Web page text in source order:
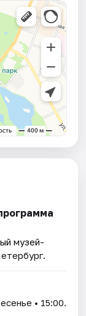
музей-
• 15:00.